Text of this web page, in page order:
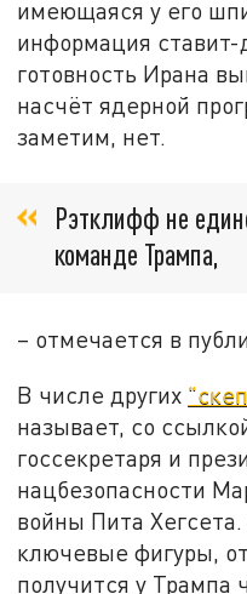
имеющаяся у его
информация
готовность Ирана
насчёт ядерной
заметим, нет.
Рэтклифф не
команде Трампа,
– отмечается в
В числе других
называет, со
госсекретаря и
нацбезопасности
войны Пита
ключевые фигуры,
получится у Трампа